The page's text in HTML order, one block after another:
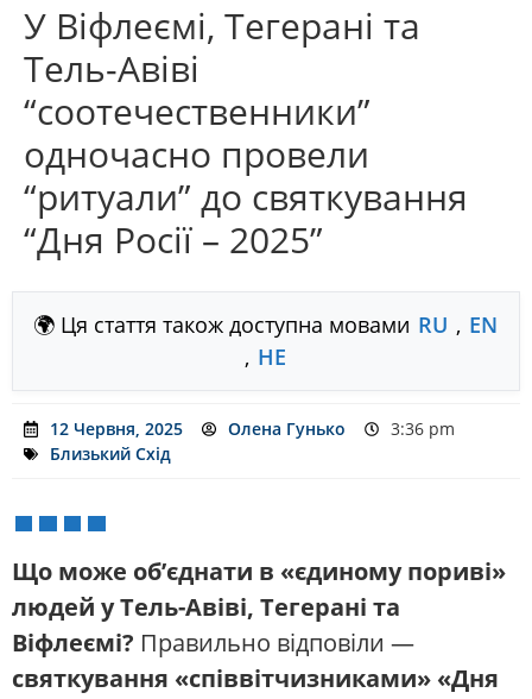
У Віфлеємі, Тегерані та
Тель-Авіві
“соотечественники”
одночасно провели
“ритуали” до святкування
“Дня Росії – 2025”
🌍 Ця стаття також доступна мовами RU , EN
, HE
12 Червня, 2025 Олена Гунько
3:36 pm
Близький Схід
Що може об’єднати в «єдиному пориві»
людей у Тель-Авіві, Тегерані та
Віфлеємі? Правильно відповіли —
святкування «співвітчизниками» «Дня